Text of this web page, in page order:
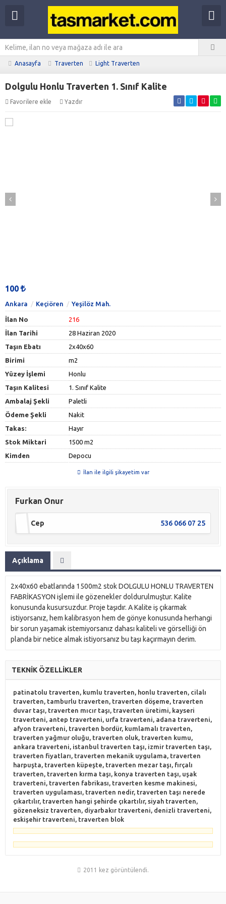
Anasayfa Traverten Light Traverten
Dolgulu Honlu Traverten 1. Sınıf Kalite
Favorilere ekle Yazdır
100
Ankara Keçiören Yeşilöz Mah.
İlan No
216
İlan Tarihi
28 Haziran 2020
Taşın Ebatı
2x40x60
Birimi
m2
Yüzey İşlemi
Honlu
Taşın Kalitesi
1. Sınıf Kalite
Ambalaj Şekli
Paletli
Ödeme Şekli
Nakit
Takas:
Hayır
Stok Miktari
1500 m2
Kimden
Depocu
İlan ile ilgili şikayetim var
Furkan Onur
Cep 536 066 07 25
Açıklama
2x40x60 ebatlarında 1500m2 stok DOLGULU HONLU TRAVERTEN
FABRİKASYON işlemi ile gözenekler doldurulmuştur. Kalite
konusunda kusursuzdur. Proje taşıdır. A Kalite iş çıkarmak
istiyorsanız, hem kalibrasyon hem de gönye konusunda herhangi
bir sorun yaşamak istemiyorsanız dahası kaliteli ve görselliği ön
planda bir netice almak istiyorsanız bu taşı kaçırmayın derim.
TEKNİK ÖZELLİKLER
patinatolu traverten, kumlu traverten, honlu traverten, cilalı
traverten, tamburlu traverten, traverten döşeme, traverten
duvar taşı, traverten mıcır taşı, traverten üretimi, kayseri
traverteni, antep traverteni, urfa traverteni, adana traverteni,
afyon traverteni, traverten bordür, kumlamalı traverten,
traverten yağmur oluğu, traverten oluk, traverten kumu,
ankara traverteni, istanbul traverten taşı, izmir traverten taşı,
traverten fiyatları, traverten mekanik uygulama, traverten
harpuşta, traverten küpeşte, traverten mezar taşı, fırçalı
traverten, traverten kırma taşı, konya traverten taşı, uşak
traverteni, traverten fabrikası, traverten kesme makinesi,
traverten uygulaması, traverten nedir, traverten taşı nerede
çıkartılır, traverten hangi şehirde çıkartılır, siyah traverten,
gözeneksiz traverten, diyarbakır traverteni, denizli traverteni,
eskişehir traverteni, traverten blok
2011 kez görüntülendi.